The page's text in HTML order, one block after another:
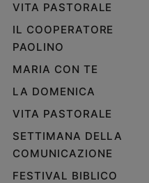
VITA PASTORALE
IL COOPERATORE
PAOLINO
MARIA CON TE
LA DOMENICA
VITA PASTORALE
SETTIMANA DELLA
COMUNICAZIONE
FESTIVAL BIBLICO